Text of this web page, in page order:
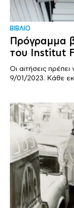
ΒΙΒΛΙΟ
Πρόγραμμα
του Institut
Οι αιτήσεις
9/01/2023. Κάθε